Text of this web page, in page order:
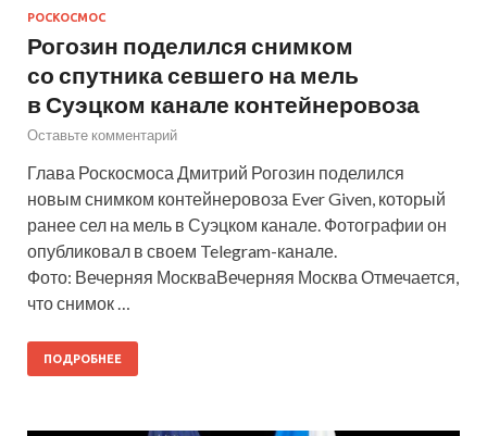
РОСКОСМОС
Рогозин поделился снимком
со спутника севшего на мель
в Суэцком канале контейнеровоза
Оставьте комментарий
Глава Роскосмоса Дмитрий Рогозин поделился
новым снимком контейнеровоза Ever Given, который
ранее сел на мель в Суэцком канале. Фотографии он
опубликовал в своем Telegram-канале.
Фото: Вечерняя МоскваВечерняя Москва Отмечается,
что снимок …
ПОДРОБНЕЕ